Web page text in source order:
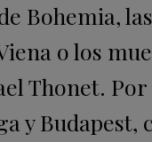
Bohemia,
o los
Thonet.
y